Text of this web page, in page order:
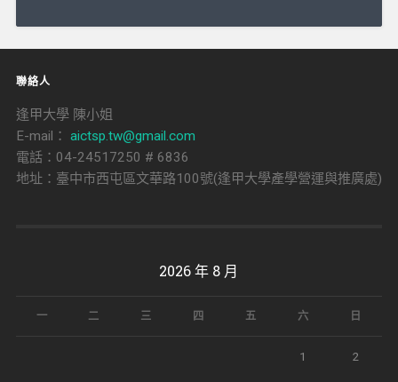
覽
聯絡人
逢甲大學 陳小姐
E-mail： aictsp.tw@gmail.com
電話：04-24517250 # 6836
地址：臺中市西屯區文華路100號(逢甲大學產學營運與推廣處)
2026 年 8 月
一 二 三 四 五 六 日
1 2